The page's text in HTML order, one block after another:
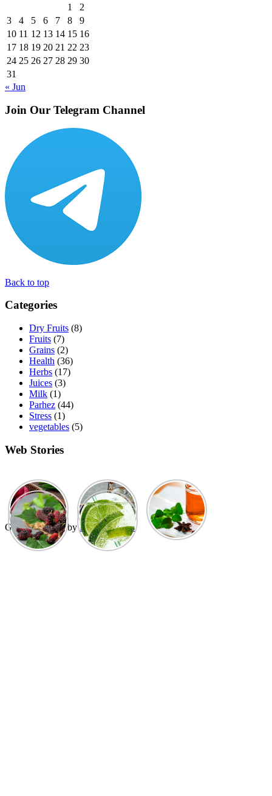
1
2
3
4 5 6 7 8
9
10 11 12 13 14 15 16
17 18 19 20 21 22 23
24 25 26 27 28 29 30
31
« Jun
Join Our Telegram Channel
Back to top
Categories
Dry Fruits (8)
Fruits (7)
Grains (2)
Health (36)
Herbs (17)
Juices (3)
Milk (1)
Parhez (44)
Stress (1)
vegetables (5)
Web Stories
GuCherry Blog byEverestthemes